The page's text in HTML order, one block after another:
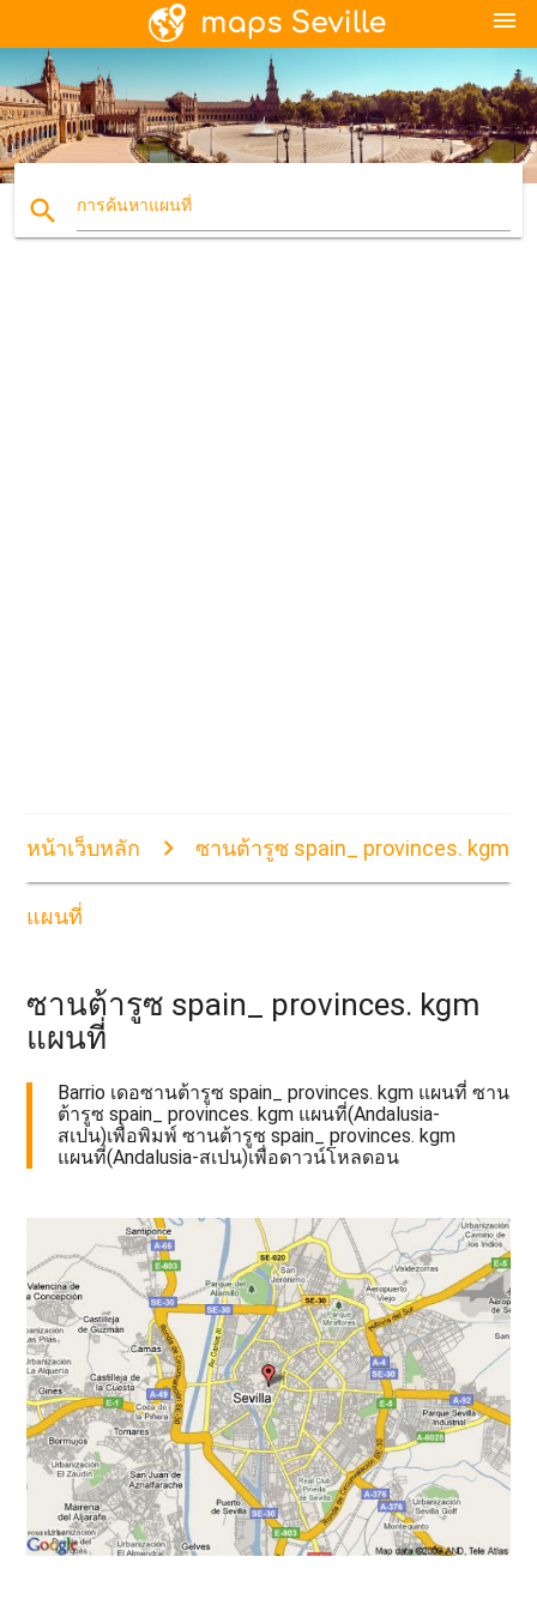
menu
search การค้นหาแผนที่
หน้าเว็บหลัก ซานต้ารูซ spain_ provinces. kgm
แผนที่
ซานต้ารูซ spain_ provinces. kgm
แผนที่
Barrio เดอซานต้ารูซ spain_ provinces. kgm แผนที่ ซาน
ต้ารูซ spain_ provinces. kgm แผนที่(Andalusia-
สเปน)เพื่อพิมพ์ ซานต้ารูซ spain_ provinces. kgm
แผนที่(Andalusia-สเปน)เพื่อดาวน์โหลดอน